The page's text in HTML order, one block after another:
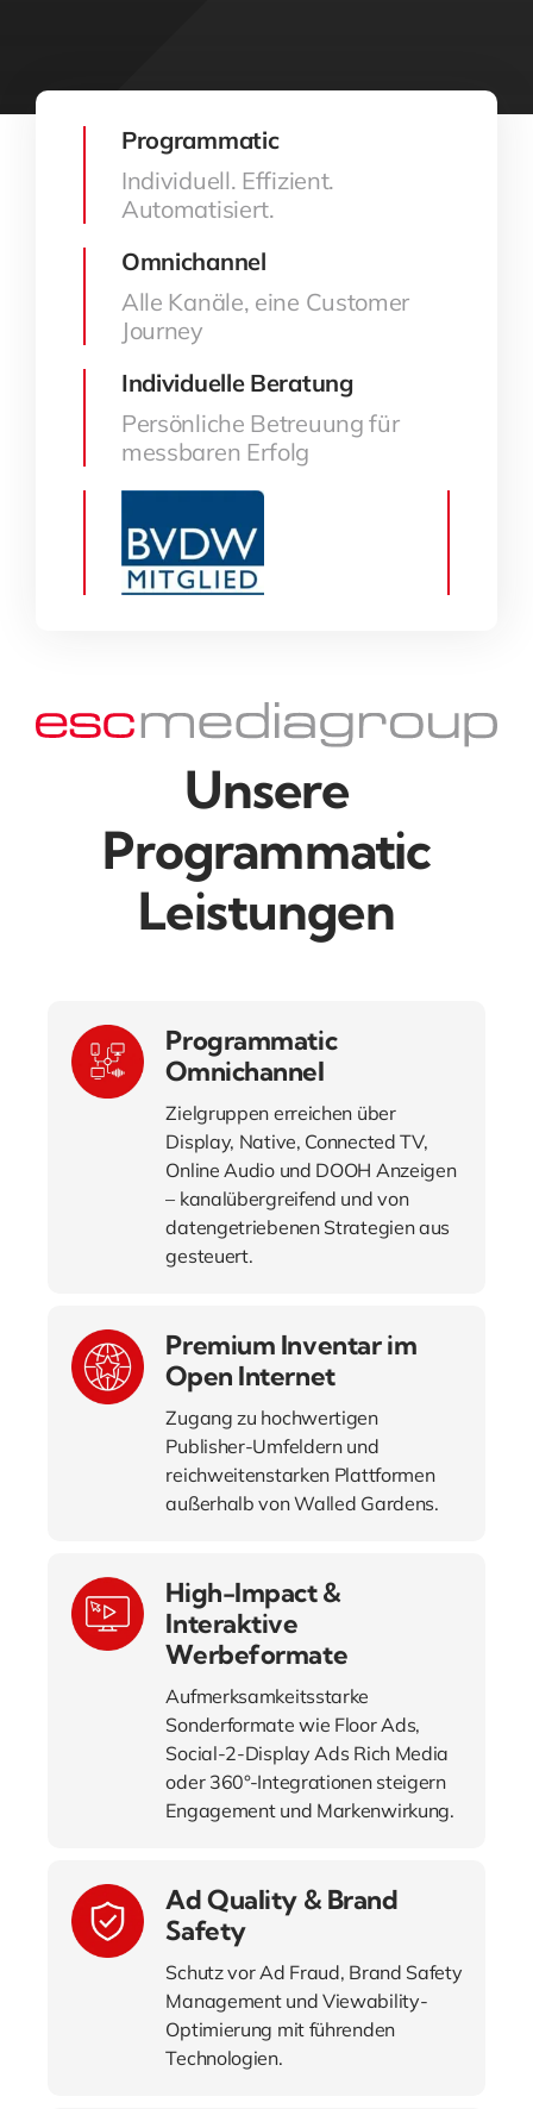
Programmatic
Individuell. Effizient.
Automatisiert.
Omnichannel
Alle Kanäle, eine Customer
Journey
Individuelle Beratung
Persönliche Betreuung für
messbaren Erfolg
Unsere
Programmatic
Leistungen
Programmatic
Omnichannel
Zielgruppen erreichen über
Display, Native, Connected TV,
Online Audio und DOOH Anzeigen
– kanalübergreifend und von
datengetriebenen Strategien aus
gesteuert.
Premium Inventar im
Open Internet
Zugang zu hochwertigen
Publisher-Umfeldern und
reichweitenstarken Plattformen
außerhalb von Walled Gardens.
High-Impact &
Interaktive
Werbeformate
Aufmerksamkeitsstarke
Sonderformate wie Floor Ads,
Social-2-Display Ads Rich Media
oder 360°-Integrationen steigern
Engagement und Markenwirkung.
Ad Quality & Brand
Safety
Schutz vor Ad Fraud, Brand Safety
Management und Viewability-
Optimierung mit führenden
Technologien.